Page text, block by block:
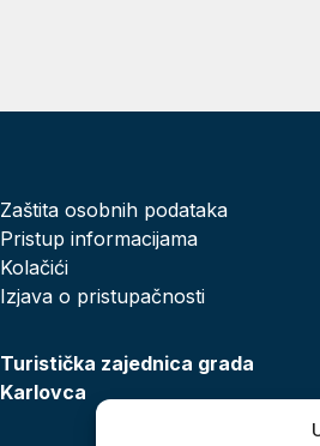
Zaštita osobnih podataka
Pristup informacijama
Kolačići
Izjava o pristupačnosti
Turistička zajednica grada
Karlovca